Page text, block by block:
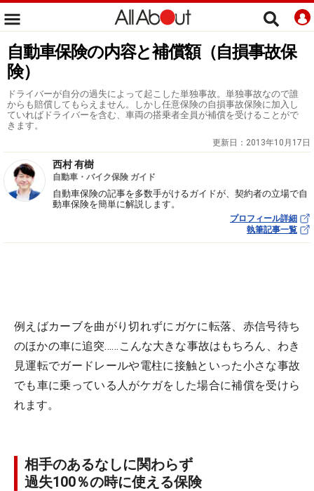
自動車保険の内容と補償額（自損事故保
険）
ドライバーが自分の過失によって起こした単独事故。単独事故なので誰
からも賠償してもらえません。しかし任意保険の自損事故保険に加入し
ていればドライバーを含む、車両の搭乗者全員が補償を受けることがで
きます。
更新日： 2013年10月17日
西村 有樹
自動車・バイク保険 ガイド
自動車保険の記事を多数手がけるガイドが、契約者の立場で自
動車保険を簡単に解説します。
プロフィール詳細
執筆記事一覧
例えばカーブを曲がり切れずにガケに転落、赤信号待ち
のほかの車に追突……こんな大きな事故はもちろん、わき
見運転でガードレールや電柱に接触といった小さな事故
でも車に乗っている人がケガをした場合に補償を受けら
れます。
相手のあるなしに関わらず
過失100％の時に使える保険